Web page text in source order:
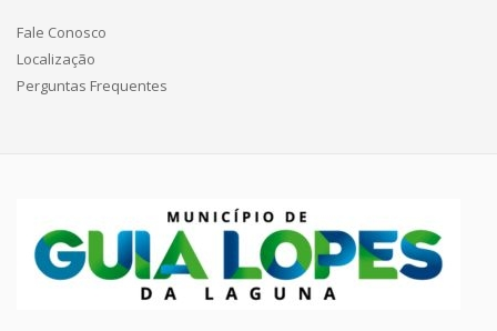
Fale Conosco
Localização
Perguntas Frequentes